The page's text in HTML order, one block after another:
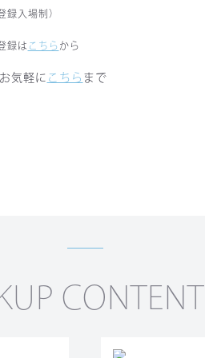
録入場制）
録は こちら から
気軽に こちら まで